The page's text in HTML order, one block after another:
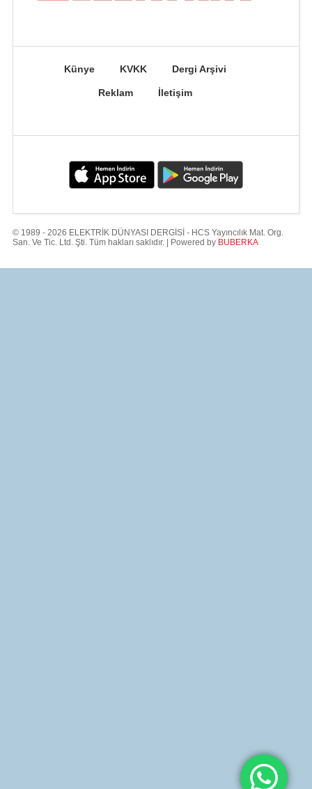
Künye KVKK Dergi Arşivi
Reklam İletişim
© 1989 - 2026 ELEKTRİK DÜNYASI DERGİSİ - HCS Yayıncılık Mat. Org.
San. Ve Tic. Ltd. Şti. Tüm hakları saklıdır. | Powered by BUBERKA